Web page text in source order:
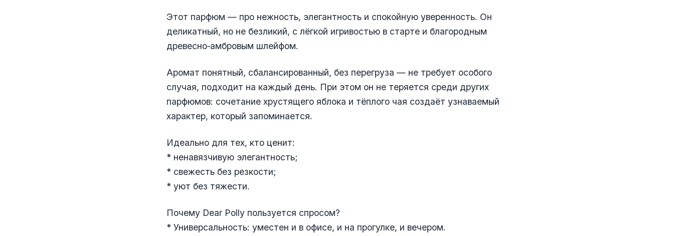
Этот парфюм — про нежность, элегантность и спокойную уверенность. Он
деликатный, но не безликий, с лёгкой игривостью в старте и благородным
древесно‑амбровым шлейфом.
Аромат понятный, сбалансированный, без перегруза — не требует особого
случая, подходит на каждый день. При этом он не теряется среди других
парфюмов: сочетание хрустящего яблока и тёплого чая создаёт узнаваемый
характер, который запоминается.
Идеально для тех, кто ценит:
* ненавязчивую элегантность;
* свежесть без резкости;
* уют без тяжести.
Почему Dear Polly пользуется спросом?
* Универсальность: уместен и в офисе, и на прогулке, и вечером.